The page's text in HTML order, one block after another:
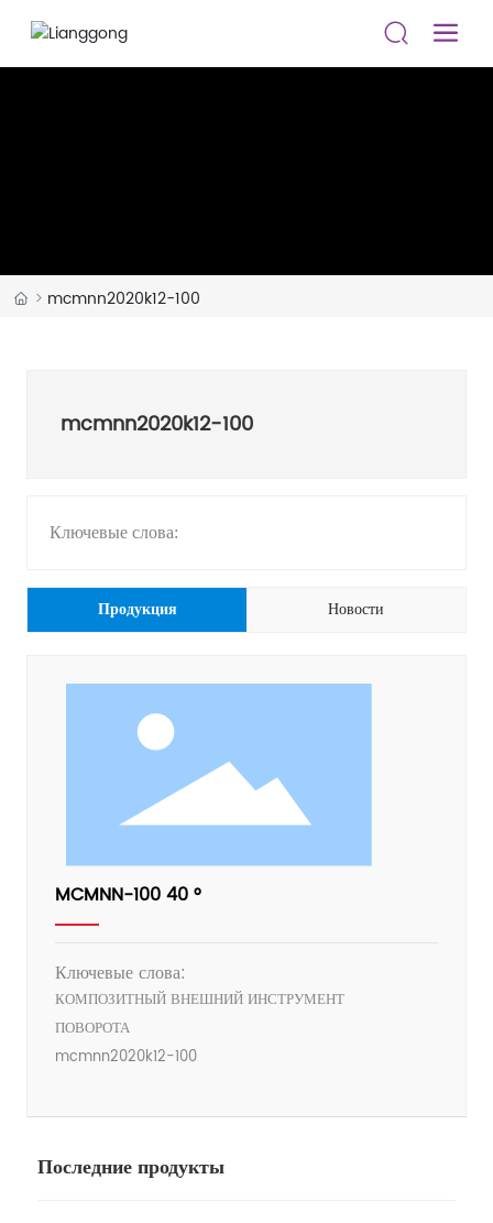
mcmnn2020k12-100
mcmnn2020k12-100
Ключевые слова:
Продукция Новости
MCMNN-100 40 °
Ключевые слова:
КОМПОЗИТНЫЙ ВНЕШНИЙ ИНСТРУМЕНТ
ПОВОРОТА
mcmnn2020k12-100
Последние продукты